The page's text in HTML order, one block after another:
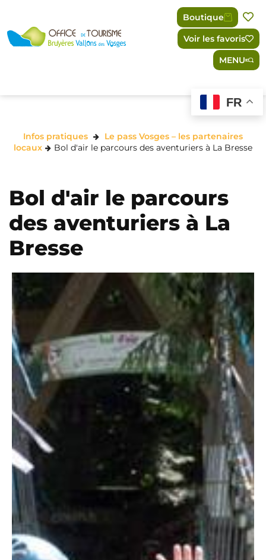
Boutique
Voir les favoris
MENU
FR
Infos pratiques
Le pass Vosges – les partenaires
locaux
Bol d'air le parcours des aventuriers à La Bresse
Bol d'air le parcours
des aventuriers à La
Bresse